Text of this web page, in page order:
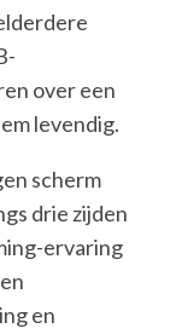
over een
levendig.
scherm
drie zijden
ervaring
en